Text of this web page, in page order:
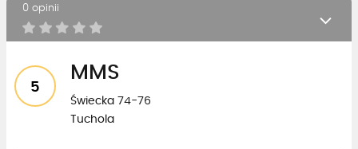
0 opinii
5
MMS
Świecka 74-76
Tuchola